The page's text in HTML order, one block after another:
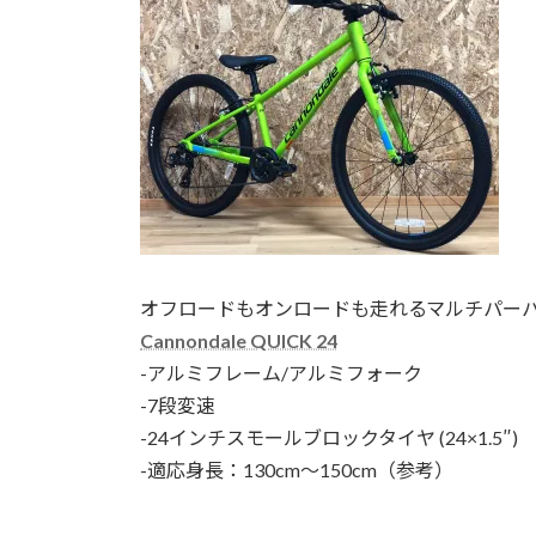
オフロードもオンロードも走れるマルチパー
Cannondale QUICK 24
-アルミフレーム/アルミフォーク
-7段変速
-24インチスモールブロックタイヤ (24×1.5″)
-適応身長：130cm〜150cm（参考）